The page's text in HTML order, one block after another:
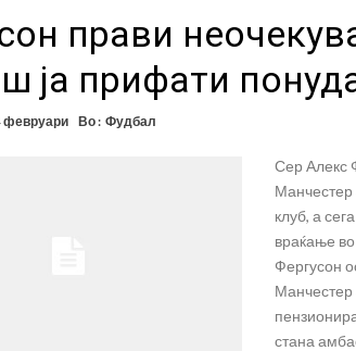
прави
ја прифати
февруари Во : Фудбал
Сер Алекс
Манчестер
клуб, а
враќање
Фергусон
Манчестер
стана